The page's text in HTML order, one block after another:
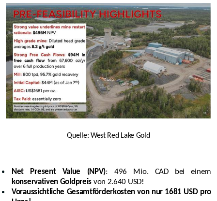
Quelle: West Red Lake Gold
Net Present Value (NPV): 496 Mio. CAD bei einem
konservativen Goldpreis von 2.640 USD!
Voraussichtliche Gesamtförderkosten von nur 1681 USD pro